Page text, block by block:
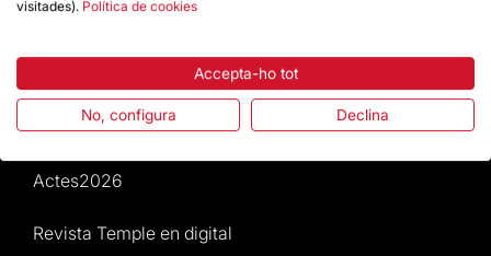
Dona un impuls
Actes2026
Revista Temple en digital
visitades). Política de cookies
Accepta-ho tot
No, configura Declina